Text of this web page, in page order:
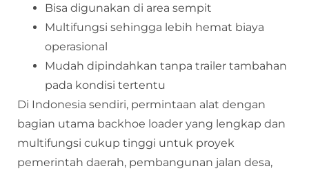
Bisa digunakan di area sempit
Multifungsi sehingga lebih hemat biaya
operasional
Mudah dipindahkan tanpa trailer tambahan
pada kondisi tertentu
Di Indonesia sendiri, permintaan alat dengan
bagian utama backhoe loader yang lengkap dan
multifungsi cukup tinggi untuk proyek
pemerintah daerah, pembangunan jalan desa,